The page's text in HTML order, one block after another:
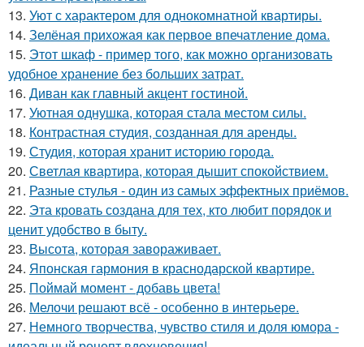
13. Уют с характером для однокомнатной квартиры.
14. Зелёная прихожая как первое впечатление дома.
15. Этот шкаф - пример того, как можно организовать
удобное хранение без больших затрат.
16. Диван как главный акцент гостиной.
17. Уютная однушка, которая стала местом силы.
18. Контрастная студия, созданная для аренды.
19. Студия, которая хранит историю города.
20. Светлая квартира, которая дышит спокойствием.
21. Разные стулья - один из самых эффектных приёмов.
22. Эта кровать создана для тех, кто любит порядок и
ценит удобство в быту.
23. Высота, которая завораживает.
24. Японская гармония в краснодарской квартире.
25. Поймай момент - добавь цвета!
26. Мелочи решают всё - особенно в интерьере.
27. Немного творчества, чувство стиля и доля юмора -